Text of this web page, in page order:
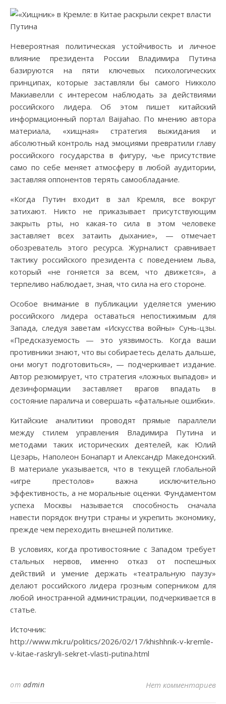
Невероятная политическая устойчивость и личное
влияние президента России Владимира Путина
базируются на пяти ключевых психологических
принципах, которые заставляли бы самого Никколо
Макиавелли с интересом наблюдать за действиями
российского лидера. Об этом пишет китайский
информационный портал Baijiahao. По мнению автора
материала, «хищная» стратегия выжидания и
абсолютный контроль над эмоциями превратили главу
российского государства в фигуру, чье присутствие
само по себе меняет атмосферу в любой аудитории,
заставляя оппонентов терять самообладание.
«Когда Путин входит в зал Кремля, все вокруг
затихают. Никто не приказывает присутствующим
закрыть рты, но какая-то сила в этом человеке
заставляет всех затаить дыхание», — отмечает
обозреватель этого ресурса. Журналист сравнивает
тактику российского президента с поведением льва,
который «не гоняется за всем, что движется», а
терпеливо наблюдает, зная, что сила на его стороне.
Особое внимание в публикации уделяется умению
российского лидера оставаться непостижимым для
Запада, следуя заветам «Искусства войны» Сунь-цзы.
«Предсказуемость — это уязвимость. Когда ваши
противники знают, что вы собираетесь делать дальше,
они могут подготовиться», — подчеркивает издание.
Автор резюмирует, что стратегия «ложных выпадов» и
дезинформации заставляет врагов впадать в
состояние паралича и совершать «фатальные ошибки».
Китайские аналитики проводят прямые параллели
между стилем управления Владимира Путина и
методами таких исторических деятелей, как Юлий
Цезарь, Наполеон Бонапарт и Александр Македонский.
В материале указывается, что в текущей глобальной
«игре престолов» важна исключительно
эффективность, а не моральные оценки. Фундаментом
успеха Москвы называется способность сначала
навести порядок внутри страны и укрепить экономику,
прежде чем переходить внешней политике.
В условиях, когда противостояние с Западом требует
стальных нервов, именно отказ от поспешных
действий и умение держать «театральную паузу»
делают российского лидера грозным соперником для
любой иностранной администрации, подчеркивается в
статье.
Источник:
http://www.mk.ru/politics/2026/02/17/khishhnik-v-kremle-
v-kitae-raskryli-sekret-vlasti-putina.html
от admin Нет комментариев